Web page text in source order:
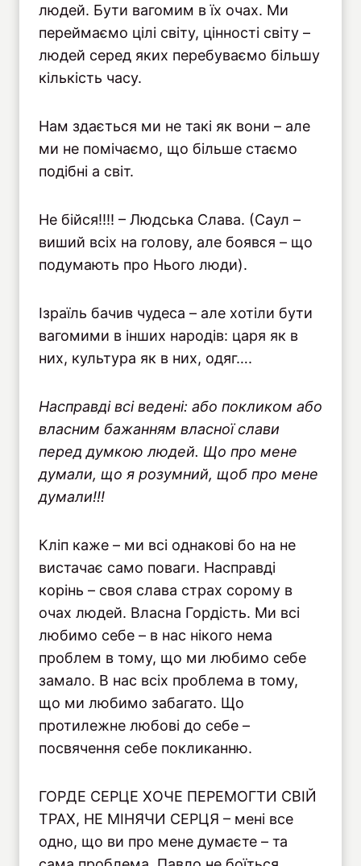
людей. Бути вагомим в їх очах. Ми
переймаємо цілі світу, цінності світу –
людей серед яких перебуваємо більшу
кількість часу.
Нам здається ми не такі як вони – але
ми не помічаємо, що більше стаємо
подібні а світ.
Не бійся!!!! – Людська Слава. (Саул –
виший всіх на голову, але боявся – що
подумають про Нього люди).
Ізраїль бачив чудеса – але хотіли бути
вагомими в інших народів: царя як в
них, культура як в них, одяг….
Насправді всіведені: або покликом або
власним бажанням власної слави
перед думкою людей. Що про мене
думали, що я розумний, щоб про мене
думали!!!
Кліп каже – ми всі однакові бо на не
вистачає само поваги. Насправді
корінь – своя слава страх сорому в
очах людей. Власна Гордість. Ми всі
любимо себе – в нас нікого нема
проблем в тому, що ми любимо себе
замало. В нас всіх проблема в тому,
що ми любимо забагато. Що
протилежне любові до себе –
посвячення себе покликанню.
ГОРДЕ СЕРЦЕ ХОЧЕ ПЕРЕМОГТИ СВІЙ
ТРАХ, НЕ МІНЯЧИ СЕРЦЯ – мені все
одно, що ви про мене думаєте – та